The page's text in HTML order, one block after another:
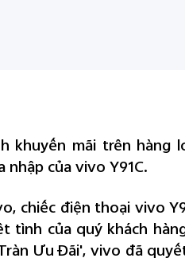
khuyến mãi trên hàng
của vivo Y91C.
chiếc điện thoại vivo
của quý khách
Ưu Đãi', vivo đã